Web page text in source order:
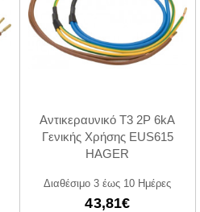
Αντικεραυνικό T3 2P 6kA
Γενικής Χρήσης EUS615
HAGER
Διαθέσιμο 3 έως 10 Ημέρες
43,81€